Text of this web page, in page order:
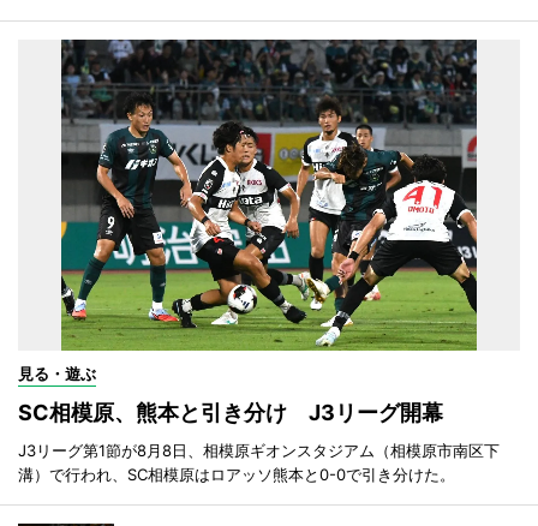
見る・遊ぶ
SC相模原、熊本と引き分け J3リーグ開幕
J3リーグ第1節が8月8日、相模原ギオンスタジアム（相模原市南区下
溝）で行われ、SC相模原はロアッソ熊本と0-0で引き分けた。